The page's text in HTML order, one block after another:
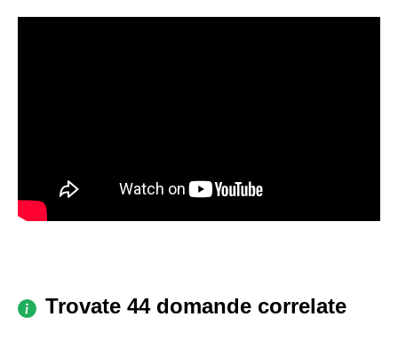
Trovate 44 domande correlate